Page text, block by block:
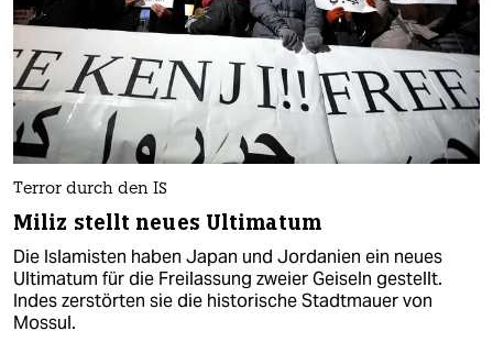
Terror durch den IS
Miliz stellt neues Ultimatum
Die Islamisten haben Japan und Jordanien ein neues
Ultimatum für die Freilassung zweier Geiseln gestellt.
Indes zerstörten sie die historische Stadtmauer von
Mossul.